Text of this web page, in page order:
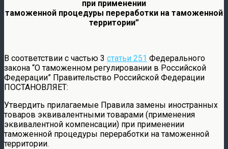
при применении
таможенной процедуры переработки на таможенной
территории”
В соответствии с частью 3 статьи 251 Федерального
закона “О таможенном регулировании в Российской
Федерации” Правительство Российской Федерации
ПОСТАНОВЛЯЕТ:
Утвердить прилагаемые Правила замены иностранных
товаров эквивалентными товарами (применения
эквивалентной компенсации) при применении
таможенной процедуры переработки на таможенной
территории.